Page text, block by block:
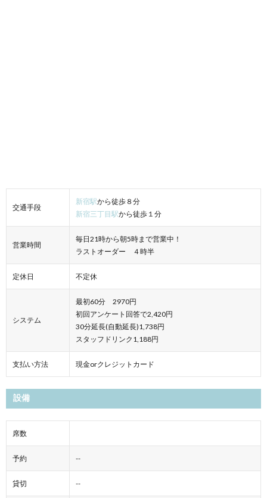
交通手段
新宿駅から徒歩８分
新宿三丁目駅から徒歩１分
営業時間
毎日21時から朝5時まで営業中！
ラストオーダー ４時半
定休日 不定休
システム
最初60分 2970円
初回アンケート回答で2,420円
30分延長(自動延長)1,738円
スタッフドリンク1,188円
支払い方法 現金orクレジットカード
設備
席数
予約 --
貸切 --